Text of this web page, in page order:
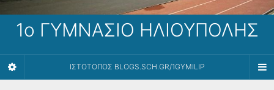
1ο ΓΥΜΝΑΣΙΟ ΗΛΙΟΥΠΟΛΗΣ
ΙΣΤΌΤΟΠΟΣ BLOGS.SCH.GR/1GYMILIP